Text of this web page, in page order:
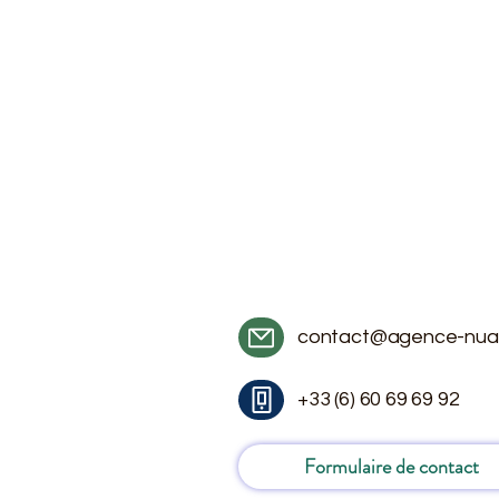
contact@agence-
+33 (6) 60 69 69 92
Formulaire de contact